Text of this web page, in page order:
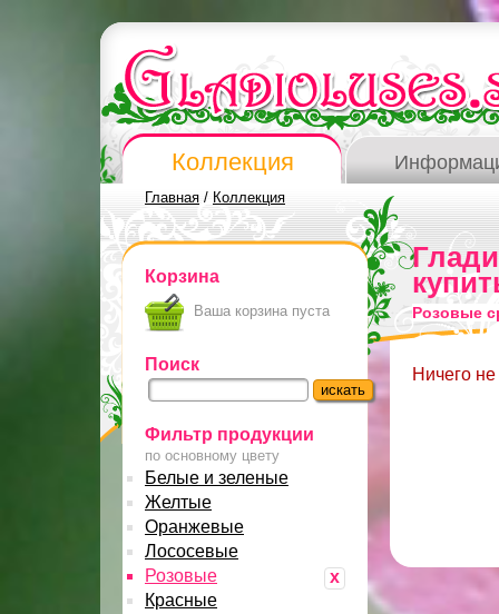
Коллекция
Главная / Коллекция
Корзина
Ваша корзина пуста
Поиск
Фильтр продукции
по основному цвету
Белые и зеленые
Желтые
Оранжевые
Лососевые
x
Розовые
Красные
Розовые
Ничего